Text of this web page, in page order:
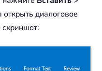
открыть диалоговое